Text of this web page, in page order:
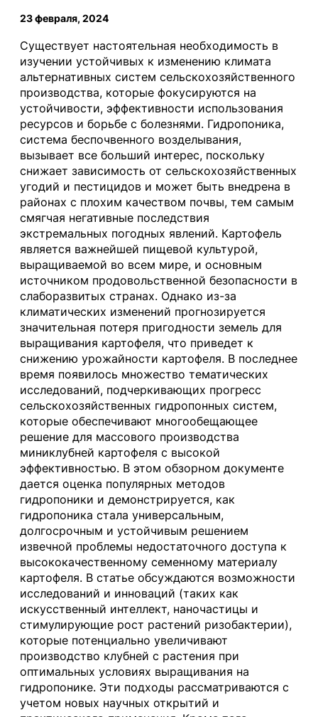
23 февраля, 2024
Существует настоятельная необходимость в
изучении устойчивых к изменению климата
альтернативных систем сельскохозяйственного
производства, которые фокусируются на
устойчивости, эффективности использования
ресурсов и борьбе с болезнями. Гидропоника,
система беспочвенного возделывания,
вызывает все больший интерес, поскольку
снижает зависимость от сельскохозяйственных
угодий и пестицидов и может быть внедрена в
районах с плохим качеством почвы, тем самым
смягчая негативные последствия
экстремальных погодных явлений. Картофель
является важнейшей пищевой культурой,
выращиваемой во всем мире, и основным
источником продовольственной безопасности в
слаборазвитых странах. Однако из-за
климатических изменений прогнозируется
значительная потеря пригодности земель для
выращивания картофеля, что приведет к
снижению урожайности картофеля. В последнее
время появилось множество тематических
исследований, подчеркивающих прогресс
сельскохозяйственных гидропонных систем,
которые обеспечивают многообещающее
решение для массового производства
миниклубней картофеля с высокой
эффективностью. В этом обзорном документе
дается оценка популярных методов
гидропоники и демонстрируется, как
гидропоника стала универсальным,
долгосрочным и устойчивым решением
извечной проблемы недостаточного доступа к
высококачественному семенному материалу
картофеля. В статье обсуждаются возможности
исследований и инноваций (таких как
искусственный интеллект, наночастицы и
стимулирующие рост растений ризобактерии),
которые потенциально увеличивают
производство клубней с растения при
оптимальных условиях выращивания на
гидропонике. Эти подходы рассматриваются с
учетом новых научных открытий и